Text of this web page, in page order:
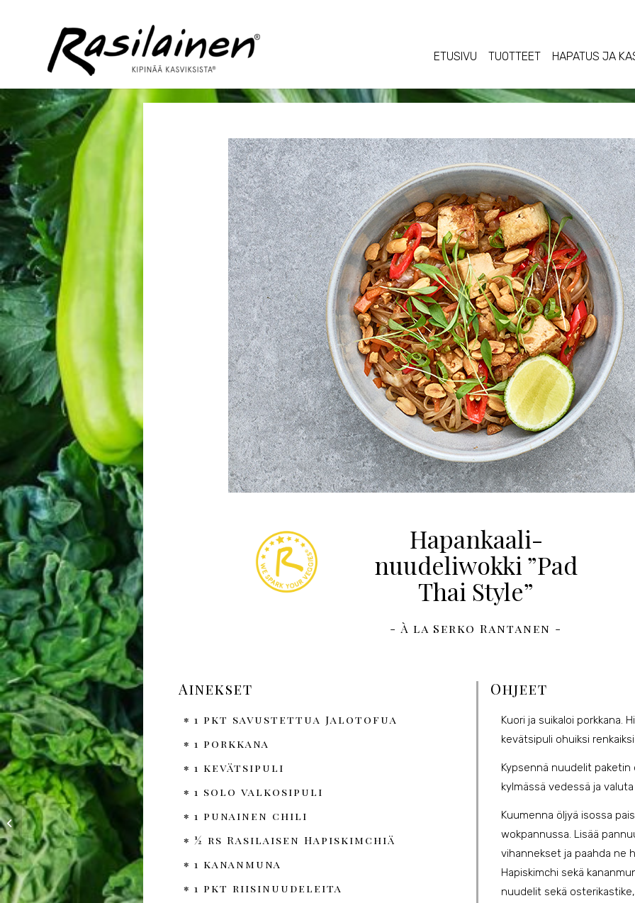
ETUSIVU TUOTTEET HAPATUS JA
Hapankaali-
nuudeliwokki ”Pad
Thai Style”
- À la Serko Rantanen -
Ainekset
1 pkt savustettua Jalotofua
1 porkkana
1 kevätsipuli
1 solo valkosipuli
1 punainen chili
½ rs Rasilaisen Hapiskimchiä
1 kananmuna
1 pkt riisinuudeleita
Ohjeet
Kuori ja suikaloi porkkana.
kevätsipuli ohuiksi
Kypsennä nuudelit
kylmässä vedessä ja
Kuumenna öljyä isossa
wokpannussa. Lisää
vihannekset ja paahda ne
Hapiskimchi sekä
nuudelit sekä
Kanacurrya
kurkumahapankaalilla